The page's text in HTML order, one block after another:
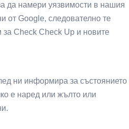
да намери уязвимости в нашия
от Google, следователно те
Check Check Up и новите
ни информира за състоянието
е наред или жълто или